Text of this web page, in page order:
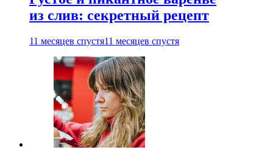
из слив: секретный рецепт
11 месяцев спустя11 месяцев спустя